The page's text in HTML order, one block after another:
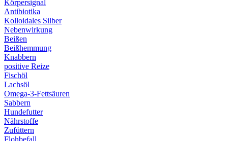
Körpersignal
Antibiotika
Kolloidales Silber
Nebenwirkung
Beißen
Beißhemmung
Knabbern
positive Reize
Fischöl
Lachsöl
Omega-3-Fettsäuren
Sabbern
Hundefutter
Nährstoffe
Zufüttern
Flohbefall